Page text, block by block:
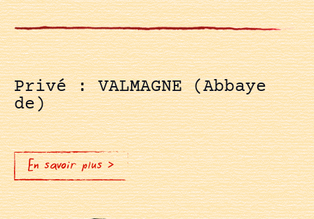
Privé : VALMAGNE (Abbaye
de)
En savoir plus >